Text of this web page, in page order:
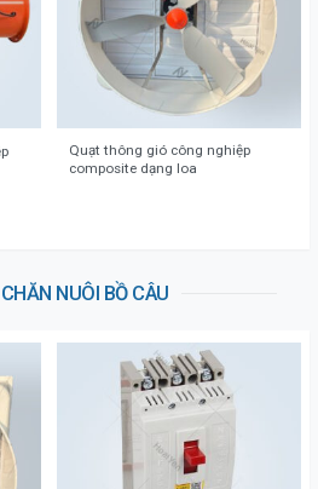
Quạt thông gió công nghiệp
composite dạng loa
NUÔI BỒ CÂU